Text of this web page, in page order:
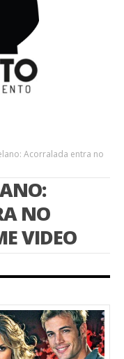
Acorralada entra no
NO
VIDEO